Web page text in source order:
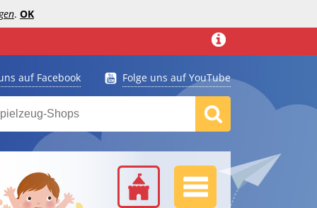
. OK
auf Facebook Folge uns auf YouTube